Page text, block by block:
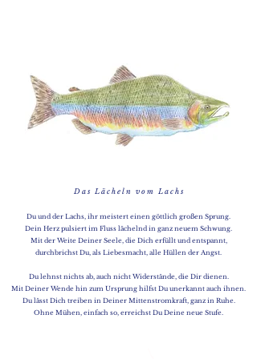
D a s L ä c h e l n v o m L a c h s
Du und der Lachs, ihr meistert einen göttlich großen Sprung.
Dein Herz pulsiert im Fluss lächelnd in ganz neuem Schwung.
Mit der Weite Deiner Seele, die Dich erfüllt und entspannt,
durchbrichst Du, als Liebesmacht, alle Hüllen der Angst.
Du lehnst nichts ab, auch nicht Widerstände, die Dir dienen.
Mit Deiner Wende hin zum Ursprung hilfst Du unerkannt auch ihnen.
Du lässt Dich treiben in Deiner Mittenstromkraft, ganz in Ruhe.
Ohne Mühen, einfach so, erreichst Du Deine neue Stufe.